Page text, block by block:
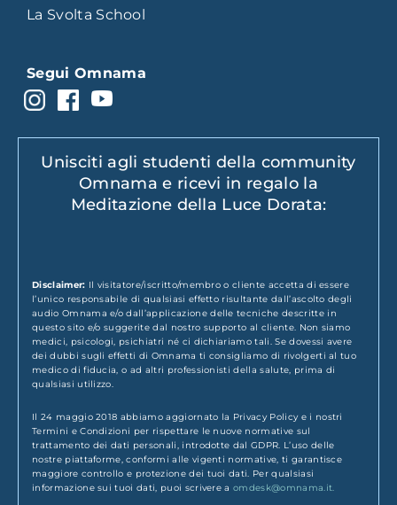
La Svolta School
Segui Omnama
Unisciti agli studenti della community
Omnama e ricevi in regalo la
Meditazione della Luce Dorata:
Disclaimer: Il visitatore/iscritto/membro o cliente accetta di essere
l’unico responsabile di qualsiasi effetto risultante dall’ascolto degli
audio Omnama e/o dall’applicazione delle tecniche descritte in
questo sito e/o suggerite dal nostro supporto al cliente. Non siamo
medici, psicologi, psichiatri né ci dichiariamo tali. Se dovessi avere
dei dubbi sugli effetti di Omnama ti consigliamo di rivolgerti al tuo
medico di fiducia, o ad altri professionisti della salute, prima di
qualsiasi utilizzo.
Il 24 maggio 2018 abbiamo aggiornato la Privacy Policy e i nostri
Termini e Condizioni per rispettare le nuove normative sul
trattamento dei dati personali, introdotte dal GDPR. L’uso delle
nostre piattaforme, conformi alle vigenti normative, ti garantisce
maggiore controllo e protezione dei tuoi dati. Per qualsiasi
informazione sui tuoi dati, puoi scrivere aomdesk@omnama.it.